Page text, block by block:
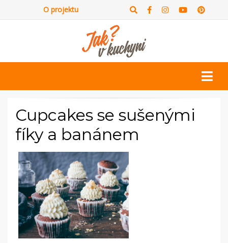
O projektu
Cupcakes se sušenými
fíky a banánem